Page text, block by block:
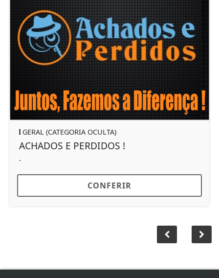
GERAL (CATEGORIA OCULTA)
ACHADOS E PERDIDOS !
.
CONFERIR